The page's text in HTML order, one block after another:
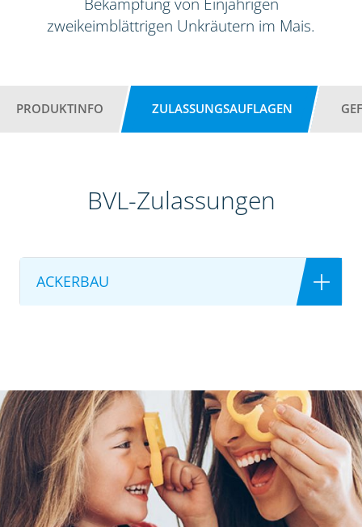
zweikeimblättrigen Unkräutern im Mais.
PRODUKTINFO ZULASSUNGSAUFLAGEN
BVL-Zulassungen
ACKERBAU